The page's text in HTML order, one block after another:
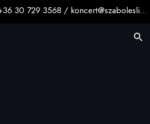
koncertrendelés: +36 30 729 3568 / koncert@szaboleslie.hu